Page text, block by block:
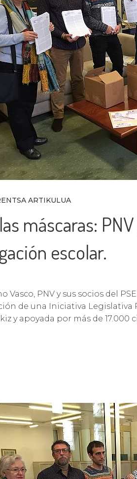
ARTIKULUA
máscaras:
escolar.
Vasco, PNV y sus socios del
de una Iniciativa
y apoyada por más de 17.000